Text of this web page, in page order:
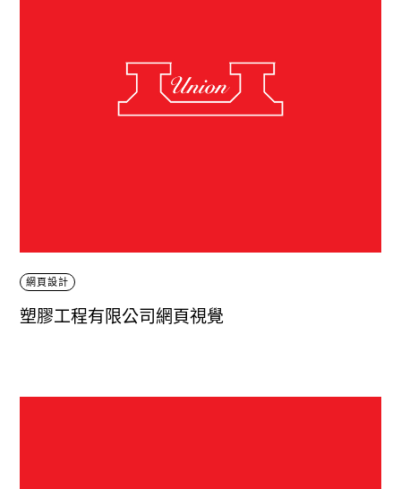
網頁設計
塑膠工程有限公司網頁視覺